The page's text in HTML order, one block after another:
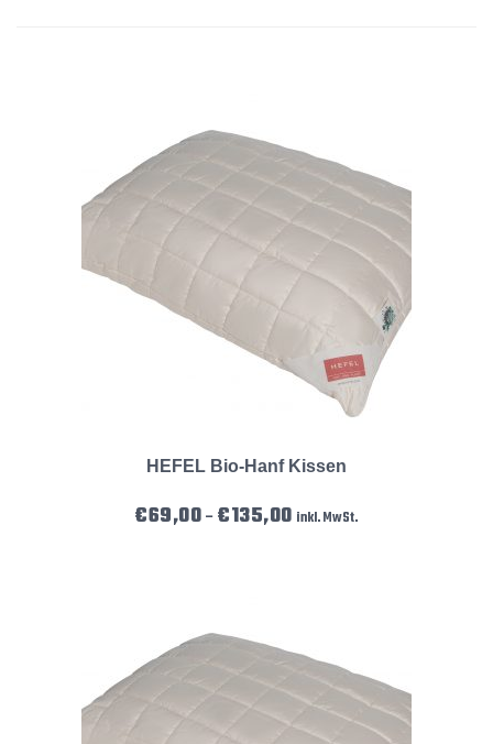
HEFEL Bio-Hanf Kissen
€69,00–€135,00Preisspanne: €69,00 bis
inkl. MwSt.